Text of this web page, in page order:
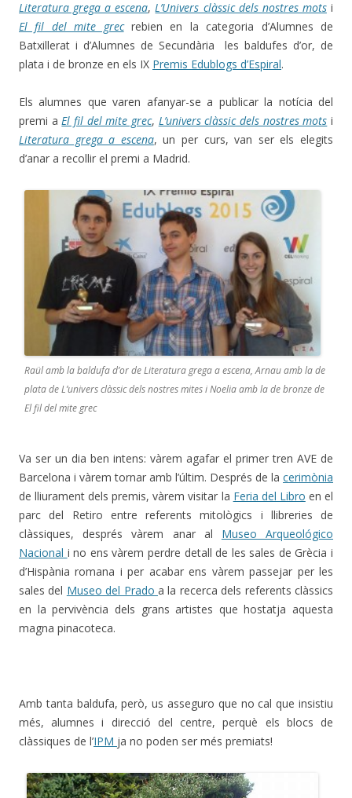
Literatura grega a escena, L’Univers clàssic dels nostres motsi
El fil del mite grecrebien en la categoria d’Alumnes de
Batxillerat i d’Alumnes de Secundària les baldufes d’or, de
plata i de bronze en els IX Premis Edublogs d’Espiral.
Els alumnes que varen afanyar-se a publicar la notícia del
premi a El fil del mite grec, L’univers clàssic dels nostres mots i
Literatura grega a escena, un per curs, van ser els elegits
d’anar a recollir el premi a Madrid.
Raül amb la baldufa d’or de Literatura grega a escena, Arnau amb la de
plata de L’univers clàssic dels nostres mites i Noelia amb la de bronze de
El fil del mite grec
Va ser un dia ben intens: vàrem agafar el primer tren AVE de
Barcelona i vàrem tornar amb l’últim. Després de la cerimònia
de lliurament dels premis, vàrem visitar la Feria del Libro en el
parc del Retiro entre referents mitològics i llibreries de
clàssiques, després vàrem anar al Museo Arqueológico
Nacional i no ens vàrem perdre detall de les sales de Grècia i
d’Hispània romana i per acabar ens vàrem passejar per les
sales del Museo del Pradoa la recerca dels referents clàssics
en la pervivència dels grans artistes que hostatja aquesta
magna pinacoteca.
Amb tanta baldufa, però, us asseguro que no cal que insistiu
més, alumnes i direcció del centre, perquè els blocs de
clàssiques de l’IPM ja no poden ser més premiats!